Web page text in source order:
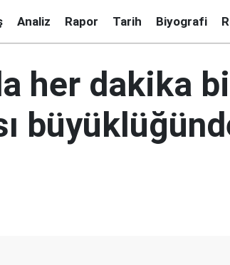
Analiz Rapor Tarih Biyografi
her dakika